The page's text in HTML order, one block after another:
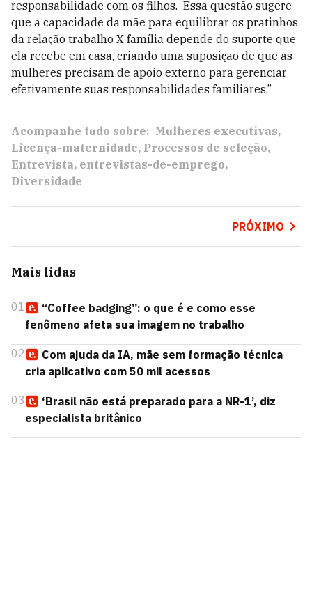
responsabilidade com os filhos. Essa questão sugere
que a capacidade da mãe para equilibrar os pratinhos
da relação trabalho X família depende do suporte que
ela recebe em casa, criando uma suposição de que as
mulheres precisam de apoio externo para gerenciar
efetivamente suas responsabilidades familiares.”
Acompanhe tudo sobre: Mulheres executivas
Licença-maternidade Processos de seleção
Entrevista entrevistas-de-emprego
Diversidade
PRÓXIMO
Mais lidas
01
“Coffee badging”: o que é e como esse
fenômeno afeta sua imagem no trabalho
02
Com ajuda da IA, mãe sem formação técnica
cria aplicativo com 50 mil acessos
03
‘Brasil não está preparado para a NR-1’, diz
especialista britânico